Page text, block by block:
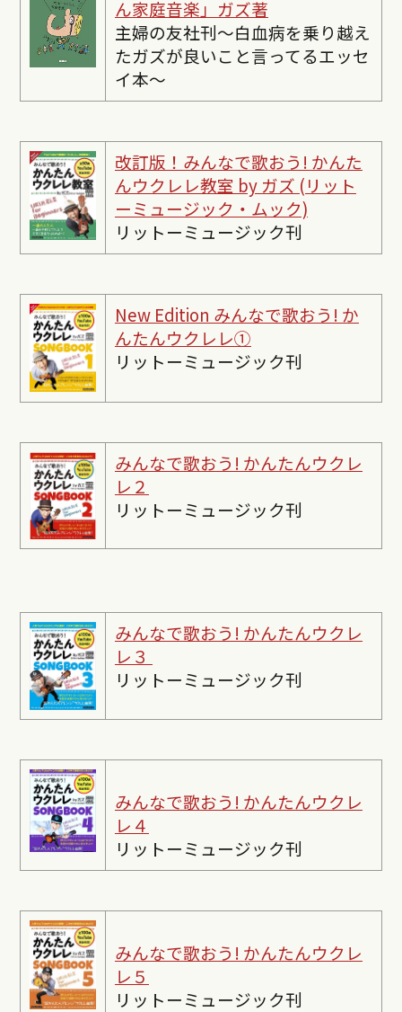
ん家庭音楽」ガズ著
主婦の友社刊〜白血病を乗り越え
たガズが良いこと言ってるエッセ
イ本〜
改訂版！みんなで歌おう! かんた
んウクレレ教室 by ガズ (リット
ーミュージック・ムック)
リットーミュージック刊
New Edition みんなで歌おう! か
んたんウクレレ①
リットーミュージック刊
みんなで歌おう! かんたんウクレ
レ２
リットーミュージック刊
みんなで歌おう! かんたんウクレ
レ３
リットーミュージック刊
みんなで歌おう! かんたんウクレ
レ４
リットーミュージック刊
みんなで歌おう! かんたんウクレ
レ５
リットーミュージック刊